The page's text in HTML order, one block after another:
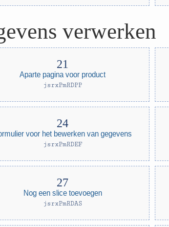
verwerken
Aparte pagina voor product
jsrxPmRDPP
voor het bewerken van gegevens
jsrxPmRDEF
Nog een slice toevoegen
jsrxPmRDAS